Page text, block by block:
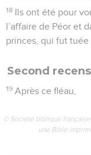
18 Ils ont été pour
l’affaire de Péor et
princes, qui fut tuée
Second
19 Après ce fléau,
© Société biblique
une Bible